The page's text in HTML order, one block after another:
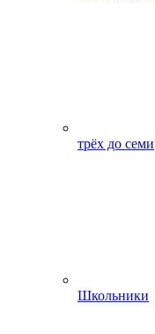
трёх до семи
Школьники